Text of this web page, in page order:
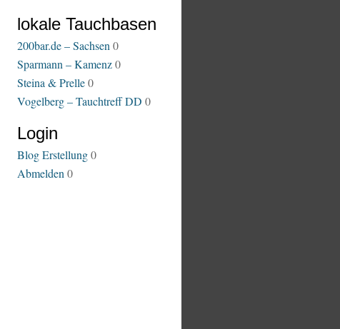
lokale Tauchbasen
200bar.de – Sachsen 0
Sparmann – Kamenz0
Steina & Prelle0
Vogelberg – Tauchtreff DD 0
Login
Blog Erstellung0
Abmelden 0